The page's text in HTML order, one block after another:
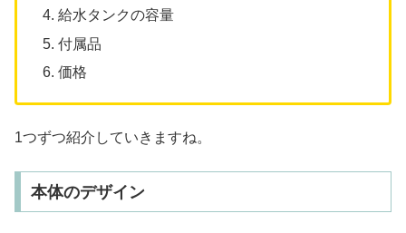
給水タンクの容量
付属品
価格
1つずつ紹介していきますね。
本体のデザイン